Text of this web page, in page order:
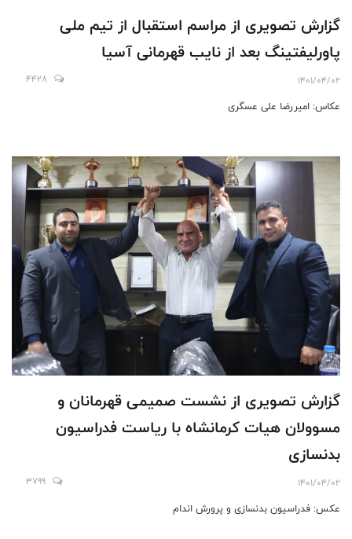
گزارش تصویری از مراسم استقبال از تیم ملی
پاورلیفتینگ بعد از نایب قهرمانی آسیا
1401/04/02
4428
عكاس: اميررضا على عسگرى
گزارش تصويرى از نشست صميمى قهرمانان و
مسوولان هيات كرمانشاه با رياست فدراسيون
بدنسازى
1401/04/02
3799
عكس: فدراسيون بدنسازى و پرورش اندام